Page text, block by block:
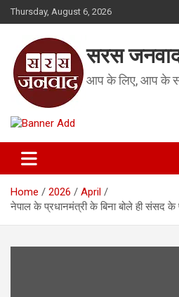
Skip
to
Thursday, August 6, 2026
सरस
आप के लिए, आप के
Home 2026
April
नेपाल के प्रधानमंत्री के बिना बोले ही संसद